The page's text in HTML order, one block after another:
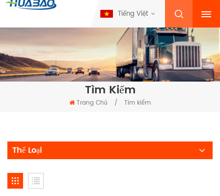
Tiếng Việt
Tìm Kiếm
Trang Chủ / Tìm kiếm
Thể Loại